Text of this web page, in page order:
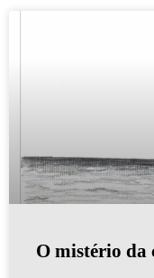
O mistério da